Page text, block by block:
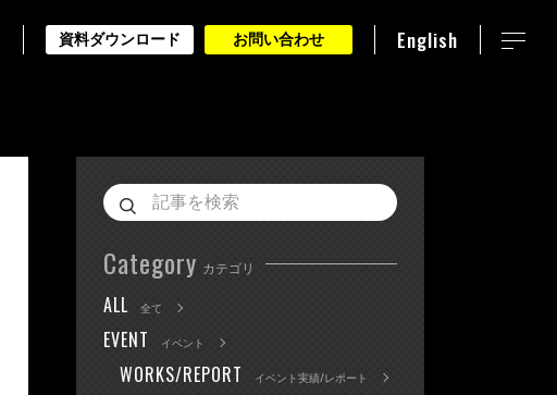
資料ダウンロード お問い合わせ English
Category カテゴリ
ALL 全て
EVENT イベント
WORKS/REPORT イベント実績/レポート